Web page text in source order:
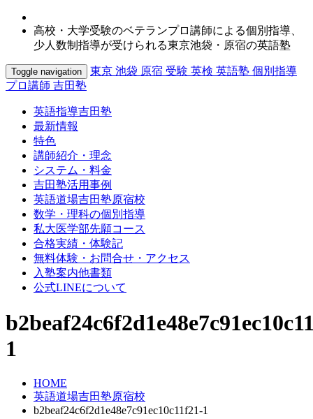
高校・大学受験のベテランプロ講師による個別指導、
少人数制指導が受けられる東京池袋・原宿の英語塾
Toggle navigation
東京 池袋 原宿 受験 英検 英語塾 個別指導
プロ講師 吉田塾
英語指導吉田塾
最新情報
特色
講師紹介・理念
システム・料金
吉田塾活用事例
英語道場吉田塾原宿校
数学・理科の個別指導
私大医学部先願コース
合格実績・体験記
無料体験・お問合せ・アクセス
入塾案内他書類
公式LINEについて
1
HOME
英語道場吉田塾原宿校
b2beaf24c6f2d1e48e7c91ec10c11f21-1